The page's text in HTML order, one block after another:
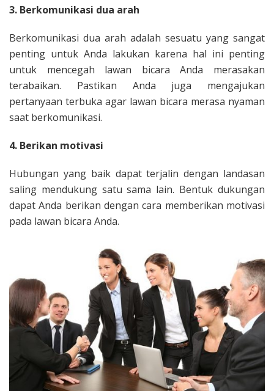
3. Berkomunikasi dua arah
Berkomunikasi dua arah adalah sesuatu yang sangat
penting untuk Anda lakukan karena hal ini penting
untuk mencegah lawan bicara Anda merasakan
terabaikan. Pastikan Anda juga mengajukan
pertanyaan terbuka agar lawan bicara merasa nyaman
saat berkomunikasi.
4. Berikan motivasi
Hubungan yang baik dapat terjalin dengan landasan
saling mendukung satu sama lain. Bentuk dukungan
dapat Anda berikan dengan cara memberikan motivasi
pada lawan bicara Anda.